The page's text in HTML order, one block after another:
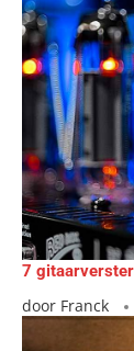
7
door Franck